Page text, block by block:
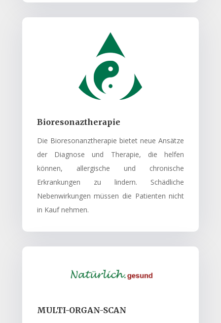
Bioresonaztherapie
Die Bioresonanztherapie bietet neue Ansätze
der Diagnose und Therapie, die helfen
können, allergische und chronische
Erkrankungen zu lindern. Schädliche
Nebenwirkungen müssen die Patienten nicht
in Kauf nehmen.
MULTI-ORGAN-SCAN